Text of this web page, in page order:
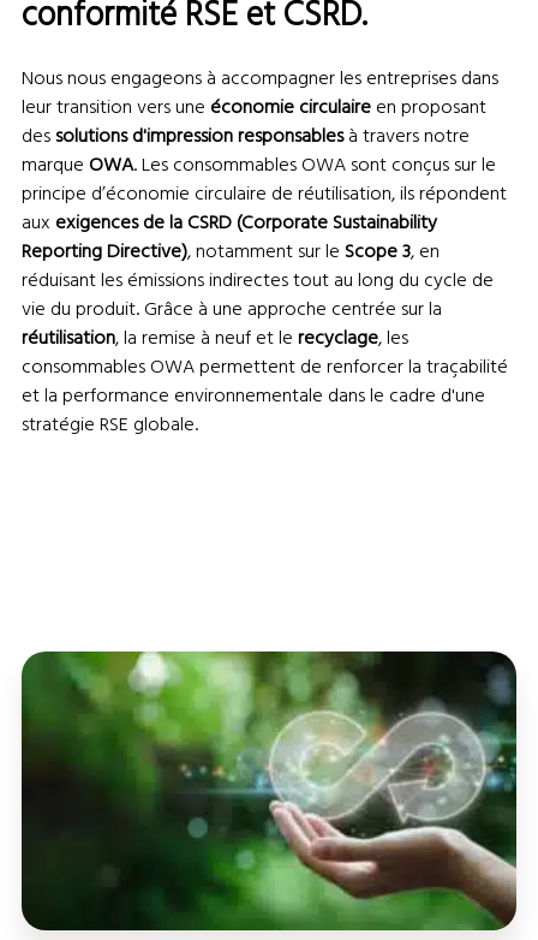
conformité RSE et CSRD.
Nous nous engageons à accompagner les entreprises dans
leur transition vers une économie circulaireen proposant
dessolutions d'impression responsablesà travers notre
marque OWA. Les consommables OWA sont conçus sur le
principe d’économie circulaire de réutilisation, ils répondent
aux exigences de la CSRD (Corporate Sustainability
Reporting Directive), notamment sur le Scope 3, en
réduisant les émissions indirectes tout au long du cycle de
vie du produit. Grâce à une approche centrée sur la
réutilisation, la remise à neuf et lerecyclage, les
consommables OWA permettent de renforcer la traçabilité
et la performance environnementale dans le cadre d'une
stratégie RSE globale.